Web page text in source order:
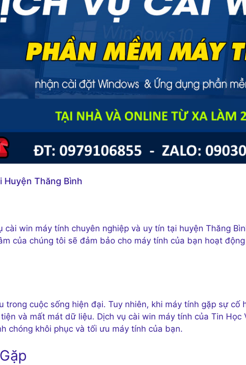
Huyện Thăng Bình
win máy tính chuyên nghiệp và uy tín tại huyện Thăng
của chúng tôi sẽ đảm bảo cho máy tính của bạn hoạt
trong cuộc sống hiện đại. Tuy nhiên, khi máy tính gặp sự cố
và mất mát dữ liệu. Dịch vụ cài win máy tính của Tin Học
chóng khôi phục và tối ưu máy tính của bạn.